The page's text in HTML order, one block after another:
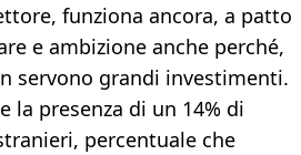
funziona ancora, a patto
e ambizione anche perché,
servono grandi investimenti.
la presenza di un 14% di
percentuale che